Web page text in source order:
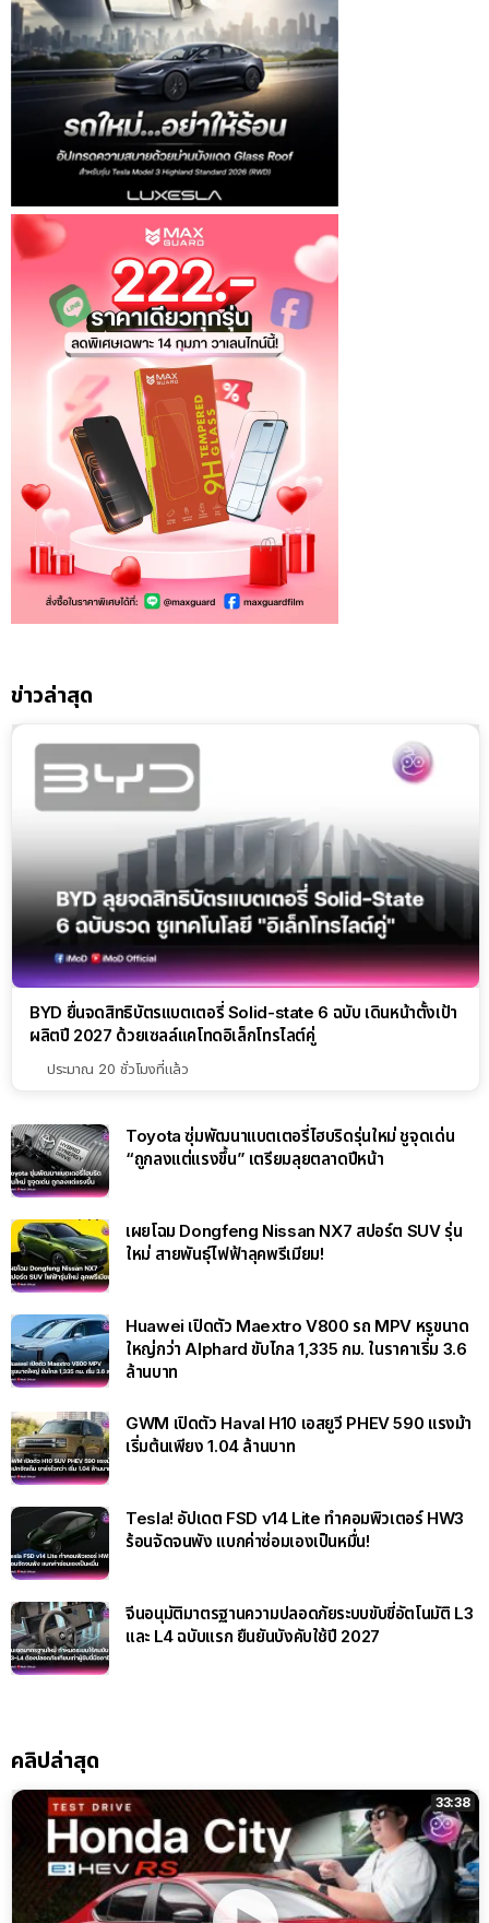
ข่าวล่าสุด
BYD ยื่นจดสิทธิบัตรแบตเตอรี่ Solid-state 6 ฉบับ เดินหน้าตั้งเป้า
ผลิตปี 2027 ด้วยเซลล์แคโทดอิเล็กโทรไลต์คู่
ประมาณ 20 ชั่วโมงที่แล้ว
Toyota ซุ่มพัฒนาแบตเตอรี่ไฮบริดรุ่นใหม่ ชูจุดเด่น
“ถูกลงแต่แรงขึ้น” เตรียมลุยตลาดปีหน้า
เผยโฉม Dongfeng Nissan NX7 สปอร์ต SUV รุ่น
ใหม่ สายพันธุ์ไฟฟ้าลุคพรีเมียม!
Huawei เปิดตัว Maextro V800 รถ MPV หรูขนาด
ใหญ่กว่า Alphard ขับไกล 1,335 กม. ในราคาเริ่ม 3.6
ล้านบาท
GWM เปิดตัว Haval H10 เอสยูวี PHEV 590 แรงม้า
เริ่มต้นเพียง 1.04 ล้านบาท
Tesla! อัปเดต FSD v14 Lite ทำคอมพิวเตอร์ HW3
ร้อนจัดจนพัง แบกค่าซ่อมเองเป็นหมื่น!
จีนอนุมัติมาตรฐานความปลอดภัยระบบขับขี่อัตโนมัติ L3
และ L4 ฉบับแรก ยืนยันบังคับใช้ปี 2027
คลิปล่าสุด
33:38